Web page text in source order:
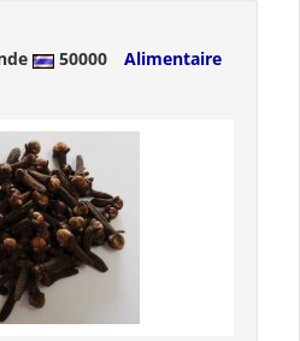
50000
Alimentaire